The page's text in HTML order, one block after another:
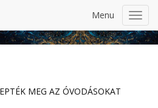
Menu
MEG AZ ÓVODÁSOKAT